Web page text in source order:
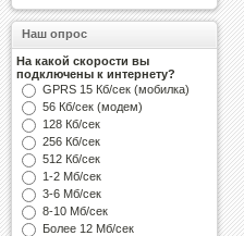
Наш опрос
На какой скорости вы
подключены к интернету?
GPRS 15 Кб/сек (мобилка)
56 Кб/сек (модем)
128 Кб/сек
256 Кб/сек
512 Кб/сек
1-2 Мб/сек
3-6 Мб/сек
8-10 Мб/сек
Более 12 Мб/сек